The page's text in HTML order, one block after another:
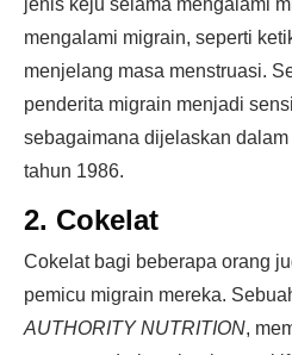
jenis keju selama mengalami
mengalami migrain, seperti
menjelang masa menstruasi.
penderita migrain menjadi
sebagaimana dijelaskan dalam
tahun 1986.
2. Cokelat
Cokelat bagi beberapa orang
pemicu migrain mereka.
AUTHORITY NUTRITION,